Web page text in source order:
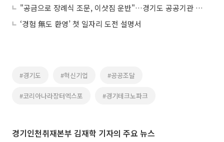
"공금으로 장례식 조문, 이삿짐 운반"…경기도 공공기관 공용차량 '내차처럼' 막장 운영
‘경험 無도 환영’ 첫 일자리 도전 설명서
#경기도 #혁신기업 #공공조달
#코리아나라장터엑스포 #경기테크노파크
경기인천취재본부 김재학 기자의 주요 뉴스